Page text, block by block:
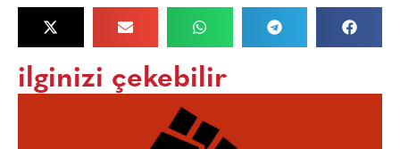
ilginizi çekebilir